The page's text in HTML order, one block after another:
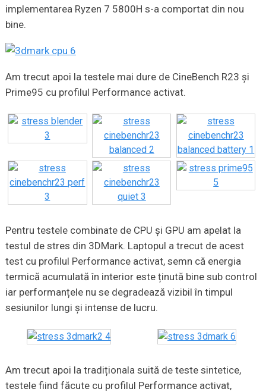
implementarea Ryzen 7 5800H s-a comportat din nou
bine.
Am trecut apoi la testele mai dure de CineBench R23 și
Prime95 cu profilul Performance activat.
Pentru testele combinate de CPU și GPU am apelat la
testul de stres din 3DMark. Laptopul a trecut de acest
test cu profilul Performance activat, semn că energia
termică acumulată în interior este ținută bine sub control
iar performanțele nu se degradează vizibil în timpul
sesiunilor lungi și intense de lucru.
Am trecut apoi la tradiționala suită de teste sintetice,
testele fiind făcute cu profilul Performance activat,